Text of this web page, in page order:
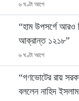
৬ ঘণ্টা আগে
“হাম উপসর্গে
আক্রান্ত ১২১৮”
৬ ঘণ্টা আগে
“গণভোটের রায়
বললেন নাহিদ